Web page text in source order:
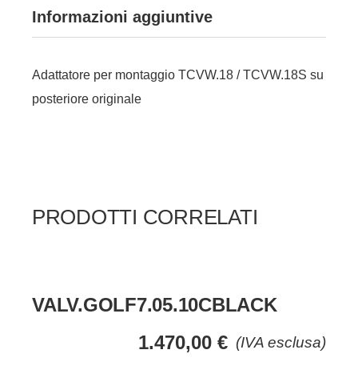
Informazioni aggiuntive
Adattatore per montaggio TCVW.18 / TCVW.18S su
posteriore originale
PRODOTTI CORRELATI
VALV.GOLF7.05.10CBLACK
(IVA esclusa)
1.470,00 €